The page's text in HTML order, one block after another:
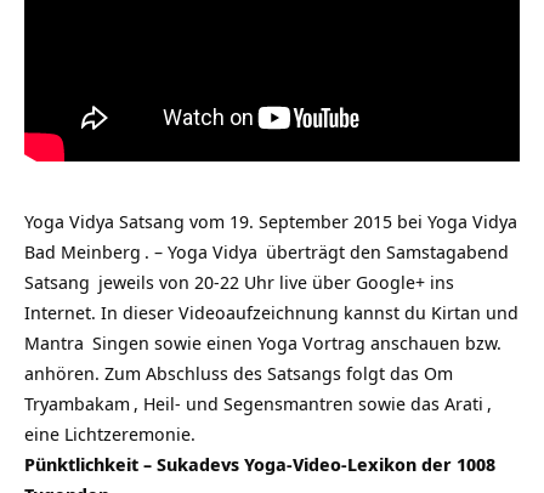
Yoga Vidya Satsang vom 19. September 2015 bei Yoga Vidya
Bad Meinberg . – Yoga Vidya überträgt den Samstagabend
Satsang jeweils von 20-22 Uhr live über Google+ ins
Internet. In dieser Videoaufzeichnung kannst du Kirtan und
Mantra Singen sowie einen Yoga Vortrag anschauen bzw.
anhören. Zum Abschluss des Satsangs folgt das Om
Tryambakam , Heil- und Segensmantren sowie das Arati ,
eine Lichtzeremonie.
Pünktlichkeit – Sukadevs Yoga-Video-Lexikon der 1008